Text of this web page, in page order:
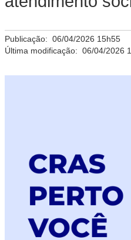
Publicação: 06/04/2026 15h55
Última modificação: 06/04/2026